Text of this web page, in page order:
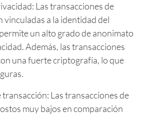
Las transacciones de
vinculadas a la identidad del
un alto grado de anonimato
Además, las transacciones
una fuerte criptografía, lo que
transacción: Las transacciones de
muy bajos en comparación